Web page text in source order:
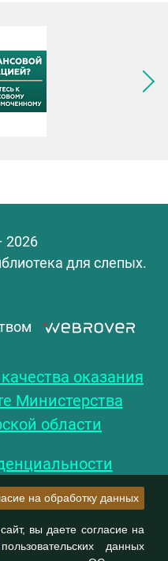
2026
для слепых.
оказания
Министерства
области
на обработку данных
вы даете согласие на
данных